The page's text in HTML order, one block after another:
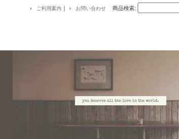
ご利用案内 ｜ お問い合わせ 商品検索: